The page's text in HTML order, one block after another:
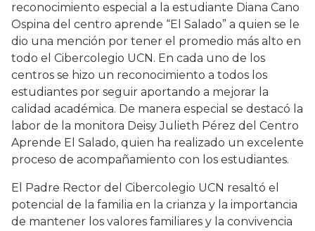
reconocimiento especial a la estudiante Diana Cano
Ospina del centro aprende “El Salado” a quien se le
dio una mención por tener el promedio más alto en
todo el Cibercolegio UCN. En cada uno de los
centros se hizo un reconocimiento a todos los
estudiantes por seguir aportando a mejorar la
calidad académica. De manera especial se destacó la
labor de la monitora Deisy Julieth Pérez del Centro
Aprende El Salado, quien ha realizado un excelente
proceso de acompañamiento con los estudiantes.
El Padre Rector del Cibercolegio UCN resaltó el
potencial de la familia en la crianza y la importancia
de mantener los valores familiares y la convivencia